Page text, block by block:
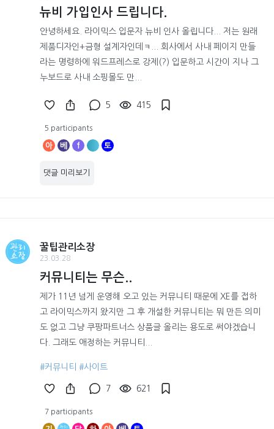
뉴비 가입인사 드립니다.
안녕하세요. 라이믹스 입문자 뉴비 인사 올립니다... 저는 원래
제품디자인+금형 설계자인데ㅋ... 회사에서 사내 페이지 만들
라는 명령하에 워드프레스로 강제(?) 입문하고 시간이 지나 그
누보드로 사내 소핑몰도 만...
5 415
5 participants
아 베 f 토
댓글 미리보기
꿀팁관리소장
23.03.28
커뮤니티는 무슨..
제가 11년 넘게 운영해 오고 있는 커뮤니티 때문에 XE를 접하
고 라이믹스까지 왔지만 그 후 개설한 커뮤니티는 뭐 만든 의미
도 없고 그냥 쿠팡파트너스 상품글 올리는 용도로 써야겠습니
다. 그래도 애정하는 커뮤니티...
#커뮤니티 #사이트
7 621
7 participants